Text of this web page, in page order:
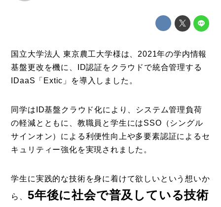
運営会社
登録
国立大学法人 東京農工大学様は、2021年の学内情報
基盤更改を機に、ID認証をクラウドで統合管理する
IDaaS「Extic」を導入しました。
同学はID基盤クラウド化により、システム管理負荷
の軽減とともに、教職員と学生にはSSO（シングル
サインオン）による利便性向上や多要素認証によるセ
キュリティー強化を実現されました。
学生に実践的な技術を身に着けて欲しいという想いか
ら、 5年後に社会で普及している技術